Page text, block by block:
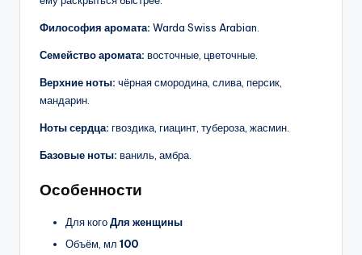
Философия аромата: Warda Swiss Arabian.
Семейство аромата: восточные, цветочные.
Верхние ноты: чёрная смородина, слива, персик,
мандарин.
Ноты сердца: гвоздика, гиацинт, тубероза, жасмин.
Базовые ноты: ваниль, амбра.
Особенности
Для когоДля женщины
Объём, мл 100